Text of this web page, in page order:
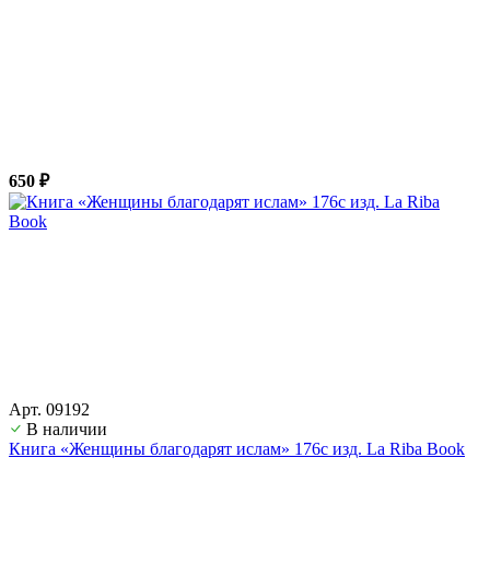
650 ₽
Арт. 09192
В наличии
Книга «Женщины благодарят ислам» 176с изд. La Riba Book